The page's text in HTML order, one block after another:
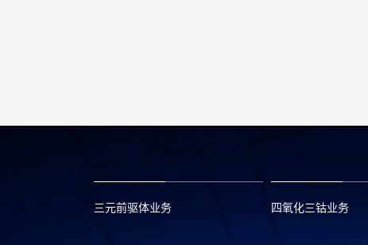
三元前驱体业务 四氧化三钴业务